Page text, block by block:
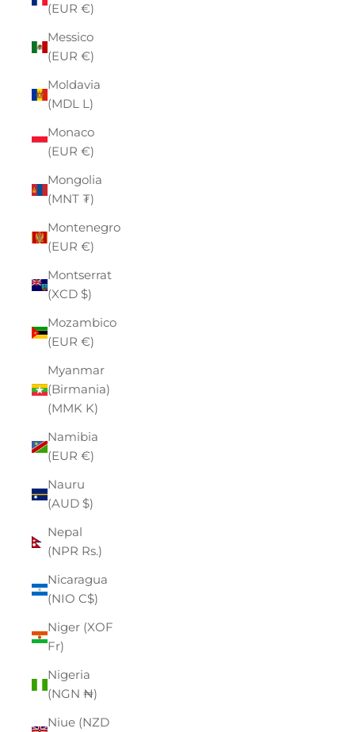
(EUR €)
Messico
(EUR €)
Moldavia
(MDL L)
Monaco
(EUR €)
Mongolia
(MNT ₮)
Montenegro
(EUR €)
Montserrat
(XCD $)
Mozambico
(EUR €)
Myanmar
(Birmania)
(MMK K)
Namibia
(EUR €)
Nauru
(AUD $)
Nepal
(NPR Rs.)
Nicaragua
(NIO C$)
Niger (XOF
Fr)
Nigeria
(NGN ₦)
Niue (NZD